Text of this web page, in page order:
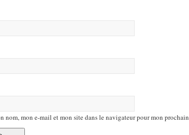
nom, mon e-mail et mon site dans le navigateur pour mon prochain